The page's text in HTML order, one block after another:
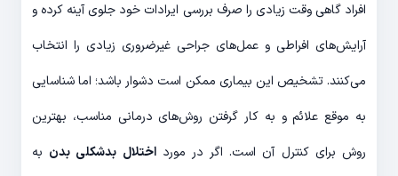
افراد گاهی وقت زیادی را صرف بررسی ایرادات خود جلوی آینه کرده و
آرایش‌های افراطی و عمل‌های جراحی غیرضروری زیادی را انتخاب
می‌کنند. تشخیص این بیماری ممکن است دشوار باشد؛ اما شناسایی
به موقع علائم و به کار گرفتن روش‌های درمانی مناسب، بهترین
روش برای کنترل آن است. اگر در مورداختلال بدشکلی بدن به